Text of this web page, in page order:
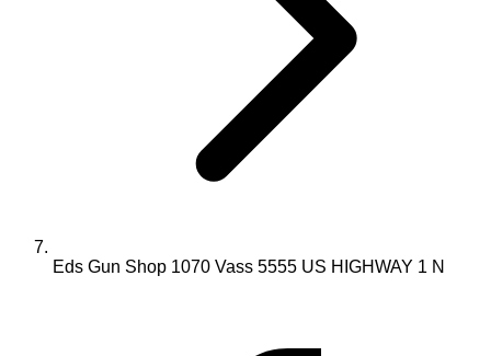
Eds Gun Shop 1070 Vass 5555 US HIGHWAY 1 N